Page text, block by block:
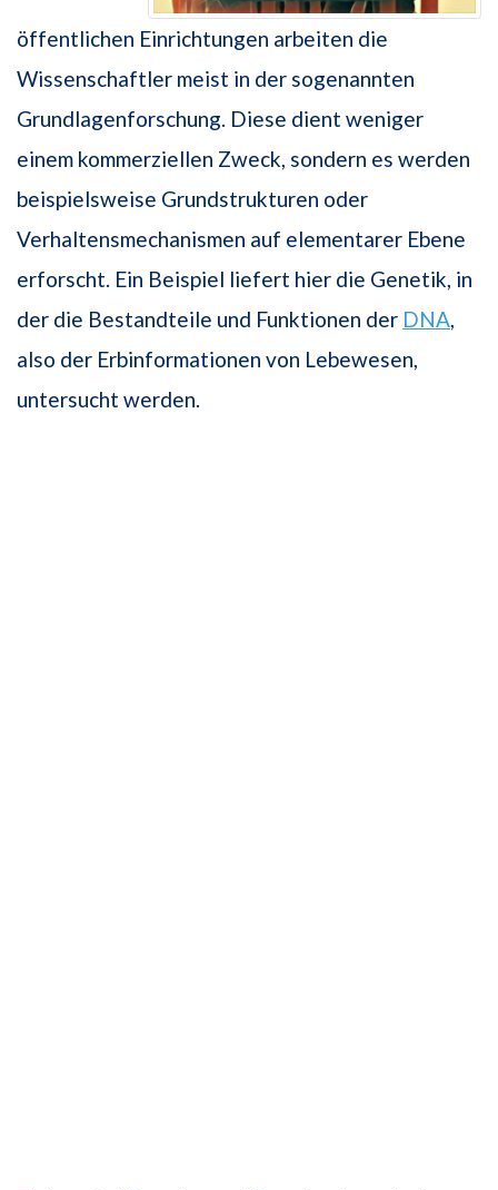
öffentlichen Einrichtungen arbeiten die
Wissenschaftler meist in der sogenannten
Grundlagenforschung. Diese dient weniger
einem kommerziellen Zweck, sondern es werden
beispielsweise Grundstrukturen oder
Verhaltensmechanismen auf elementarer Ebene
erforscht. Ein Beispiel liefert hier die Genetik, in
der die Bestandteile und Funktionen der DNA
also der Erbinformationen von Lebewesen,
untersucht werden.